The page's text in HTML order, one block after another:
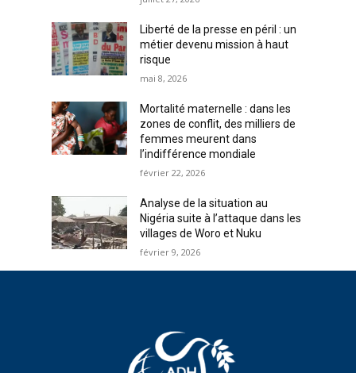
Liberté de la presse en péril : un
métier devenu mission à haut
risque
mai 8, 2026
Mortalité maternelle : dans les
zones de conflit, des milliers de
femmes meurent dans
l’indifférence mondiale
février 22, 2026
Analyse de la situation au
Nigéria suite à l’attaque dans les
villages de Woro et Nuku
février 9, 2026